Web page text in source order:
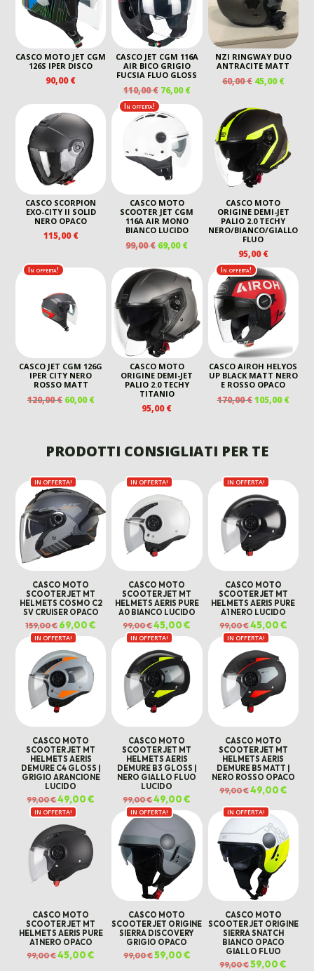
CASCO MOTO JET CGM
126S IPER DISCO
90,00€
CASCO JET CGM 116A
AIR BICO GRIGIO
FUCSIA FLUO GLOSS
110,00€ IL
PREZZO
ORIGINALE
110,00 €.
76,00€IL
ATTUALE
76,00 €.
NZI RINGWAY DUO
ANTRACITE MATT
60,00€ IL
ORIGINALE
ERA:
60,00 €.
45,00€IL
45,00
CASCO SCORPION
EXO-CITY II SOLID
NERO OPACO
115,00€
In offerta!
CASCO MOTO
SCOOTER JET CGM
116A AIR MONO
BIANCO LUCIDO
99,00€ IL
ORIGINALE
ERA:
99,00 €.
69,00€IL
ATTUALE
È:
69,00 €.
CASCO MOTO
ORIGINE DEMI-JET
PALIO 2.0 TECHY
NERO/BIANCO/GIALLO
FLUO
95,00€
In offerta!
CASCO JET CGM 126G
IPER CITY NERO
ROSSO MATT
120,00€ IL
120,00 €.
60,00€IL
60,00 €.
CASCO MOTO
ORIGINE DEMI-JET
PALIO 2.0 TECHY
TITANIO
95,00€
In offerta!
CASCO AIROH HELYOS
UP BLACK MATT NERO
E ROSSO OPACO
170,00€ IL
170,00 €.
105,00€IL
PRODOTTI CONSIGLIATI PER TE
IN OFFERTA!
CASCO MOTO
SCOOTER JET MT
HELMETS COSMO C2
SV CRUISER OPACO
159,00€Il
prezzo
originale
era:
159,00 €.
69,00€
prezzo
attuale
è:
69,00 €.
IN OFFERTA!
CASCO MOTO
SCOOTER JET MT
HELMETS AERIS PURE
A0 BIANCO LUCIDO
99,00€Il
prezzo
originale
era:
99,00 €.
45,00€
attuale
45,00 €.
IN OFFERTA!
CASCO MOTO
SCOOTER JET MT
HELMETS AERIS PURE
A1 NERO LUCIDO
99,00€Il
prezzo
originale
era:
99,00 €.
45,00€Il
45,00
IN OFFERTA!
CASCO MOTO
SCOOTER JET MT
HELMETS AERIS
DEMURE C4 GLOSS |
GRIGIO ARANCIONE
LUCIDO
99,00€Il
prezzo
originale
era:
99,00 €.
49,00€
attuale
49,00 €.
IN OFFERTA!
CASCO MOTO
SCOOTER JET MT
HELMETS AERIS
DEMURE B3 GLOSS |
NERO GIALLO FLUO
LUCIDO
99,00€Il
prezzo
originale
era:
49,00€
attuale
49,00 €.
IN OFFERTA!
CASCO MOTO
SCOOTER JET MT
HELMETS AERIS
DEMURE B5 MATT |
NERO ROSSO OPACO
99,00€Il
prezzo
era:
99,00 €.
49,00€Il
è:
49,00
IN OFFERTA!
CASCO MOTO
SCOOTER JET MT
HELMETS AERIS PURE
A1 NERO OPACO
99,00€Il
prezzo
45,00€
IN OFFERTA!
CASCO MOTO
SCOOTER JET ORIGINE
SIERRA DISCOVERY
GRIGIO OPACO
99,00€ Il
prezzo
59,00€Il
prezzo
attuale
IN OFFERTA!
CASCO MOTO
SCOOTER JET ORIGINE
SIERRA SNATCH
BIANCO OPACO
GIALLO FLUO
99,00€ Il
59,00€